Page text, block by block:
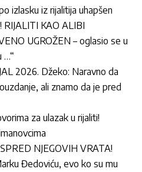
izlasku iz rijalitija uhapšen
KAO ALIBI
UGROŽEN – oglasio se u
…“
2026. Džeko: Naravno da
ali znamo da je pred
za ulazak u rijaliti!
NJEGOVIH VRATA!
Đedoviću, evo ko su mu